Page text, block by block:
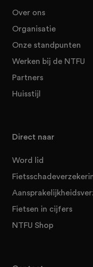
Over ons
Organisatie
Onze standpunten
Werken bij de NTFU
Partners
Huisstijl
Direct naar
Word lid
Fietsen in cijfers
NTFU Shop